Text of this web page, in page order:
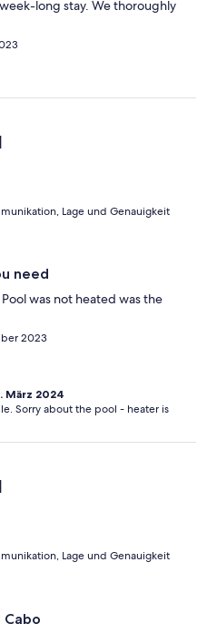
long stay. We thoroughly
Lage und Genauigkeit
need
was not heated was the
2023
März 2024
Sorry about the pool - heater is
Lage und Genauigkeit
Cabo